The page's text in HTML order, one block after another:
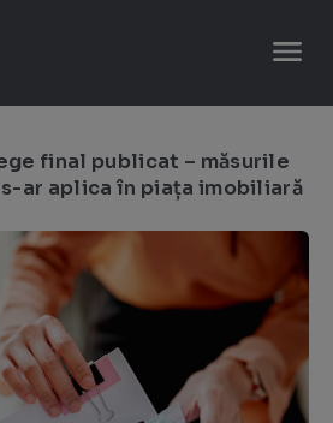
Caută
final publicat – măsurile
ar aplica în piața imobiliară